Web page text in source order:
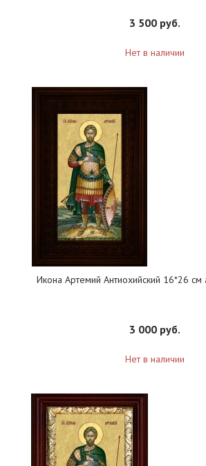
3 500 руб.
Нет в наличии
Икона Артемий Антиохийский 16*26
3 000 руб.
Нет в наличии